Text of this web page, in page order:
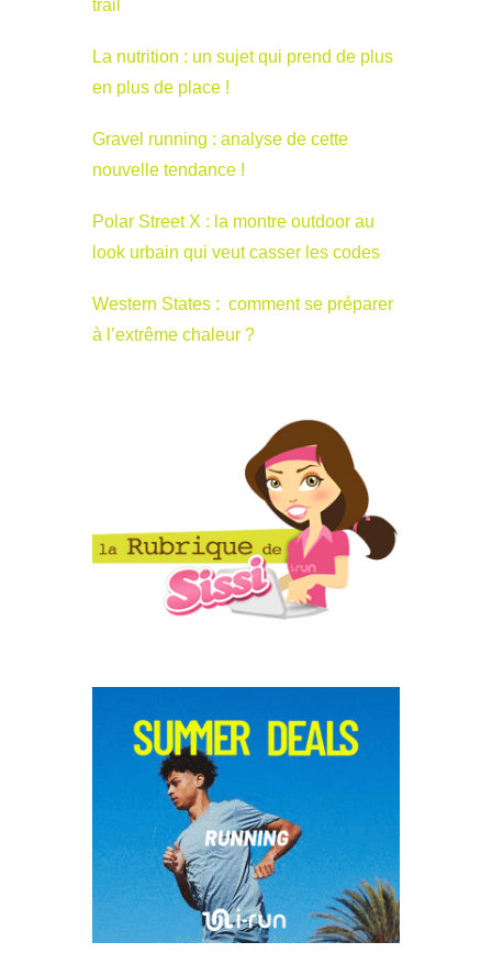
trail
La nutrition : un sujet qui prend de plus
en plus de place !
Gravel running : analyse de cette
nouvelle tendance !
Polar Street X : la montre outdoor au
look urbain qui veut casser les codes
Western States : comment se préparer
à l’extrême chaleur ?